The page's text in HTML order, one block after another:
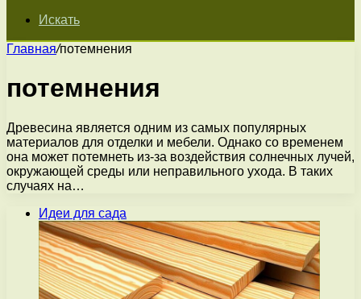
Искать
Главная/потемнения
потемнения
Древесина является одним из самых популярных
материалов для отделки и мебели. Однако со временем
она может потемнеть из-за воздействия солнечных лучей,
окружающей среды или неправильного ухода. В таких
случаях на…
Идеи для сада